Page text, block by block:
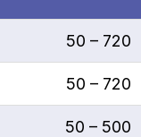
50 – 720
50 – 720
50 – 500